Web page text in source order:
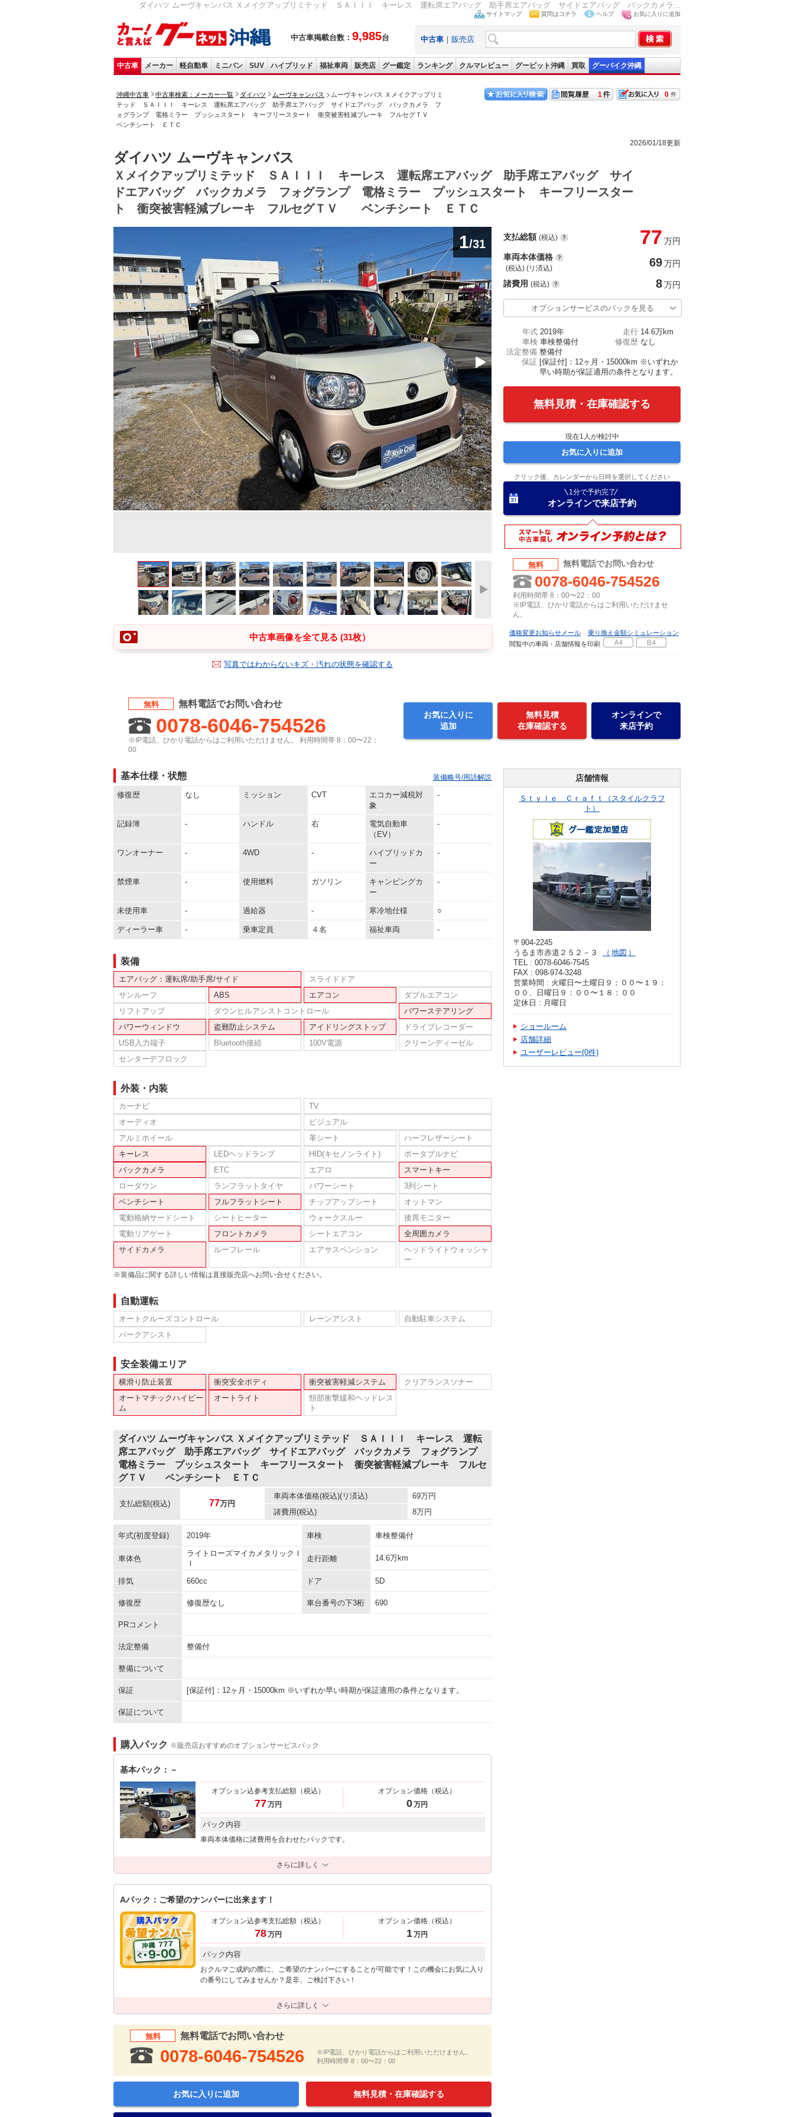
ダイハツ ムーヴキャンバス Ｘメイクアップリミテッド ＳＡＩＩＩ キーレス 運転席エアバッグ 助手席エアバッグ サイドエアバッグ バックカメラ...
中古車掲載台数： 9,985台
サイトマップ 質問はコチラ ヘルプ お気に入りに追加
中古車 ｜ 販売店
中古車 メーカー 軽自動車 ミニバン SUV ハイブリッド 福祉車両 販売店 グー鑑定 ランキング クルマレビュー グーピット沖縄 買取 グーバイク沖縄
沖縄中古車 中古車検索：メーカー一覧 ダイハツ ムーヴキャンバス
ムーヴキャンバス Ｘメイクアップリミ
テッド ＳＡＩＩＩ キーレス 運転席エアバッグ 助手席エアバッグ サイドエアバッグ バックカメラ フ
ォグランプ 電格ミラー プッシュスタート キーフリースタート 衝突被害軽減ブレーキ フルセグＴＶ
ベンチシート ＥＴＣ
0
1
2026/01/18更新
ダイハツ ムーヴキャンバス
Ｘメイクアップリミテッド ＳＡＩＩＩ キーレス 運転席エアバッグ 助手席エアバッグ サイ
ドエアバッグ バックカメラ フォグランプ 電格ミラー プッシュスタート キーフリースター
ト 衝突被害軽減ブレーキ フルセグＴＶ ベンチシート ＥＴＣ
1/31
中古車画像を全て見る (31枚）
写真ではわからないキズ・汚れの状態を確認する
支払総額 (税込) 77 万円
車両本体価格
(税込) (リ済込) 69万円
諸費用 (税込) 8万円
オプションサービスのパックを見る
年式 2019年 走行 14.6万km
車検 車検整備付 修復歴 なし
法定整備 整備付
保証 [保証付]：12ヶ月・15000km ※いずれか
早い時期が保証適用の条件となります。
無料見積・在庫確認する
現在1 人が検討中
お気に入りに追加
クリック後、カレンダーから日時を選択してください
1分で予約完了
オンラインで来店予約
無料 無料電話でお問い合わせ
0078-6046-754526
利用時間帯 8：00〜22：00
※IP電話、ひかり電話からはご利用いただけませ
ん。
価格変更お知らせメール
乗り換え金額シミュレーション
閲覧中の車両・店舗情報を印刷
無料 無料電話でお問い合わせ
0078-6046-754526
※IP電話、ひかり電話からはご利用いただけません。 利用時間帯 8：00〜22：
00
お気に入りに
追加
無料見積
在庫確認する
オンラインで
来店予約
基本仕様・状態 装備略号/用語解説
修復歴 なし ミッション CVT
エコカー減税対
象
-
記録簿 - ハンドル 右
電気自動車
（EV）
-
ワンオーナー - 4WD -
ハイブリッドカ
ー
-
禁煙車 - 使用燃料 ガソリン
キャンピングカ
ー
-
未使用車 - 過給器 - 寒冷地仕様 ○
ディーラー車 - 乗車定員 ４名 福祉車両 -
装備
エアバッグ：運転席/助手席/サイド
スライドドア
サンルーフ
ABS エアコン
ダブルエアコン
リフトアップ
ダウンヒルアシストコントロール
パワーステアリング
パワーウィンドウ
盗難防止システム アイドリングストップ
ドライブレコーダー
USB入力端子
Bluetooth接続 100V電源
クリーンディーゼル
センターデフロック
外装・内装
カーナビ
TV
オーディオ
ビジュアル
アルミホイール
革シート
ハーフレザーシート
キーレス
LEDヘッドランプ HID(キセノンライト)
ポータブルナビ
バックカメラ
ETC エアロ
スマートキー
ローダウン
ランフラットタイヤ パワーシート
3列シート
ベンチシート
フルフラットシート チップアップシート
オットマン
電動格納サードシート
シートヒーター ウォークスルー
後席モニター
電動リアゲート
フロントカメラ シートエアコン
全周囲カメラ
サイドカメラ
ルーフレール エアサスペンション
ヘッドライトウォッシャ
ー
※装備品に関する詳しい情報は直接販売店へお問い合せください。
自動運転
オートクルーズコントロール レーンアシスト
自動駐車システム
パークアシスト
安全装備エリア
横滑り防止装置 衝突安全ボディ 衝突被害軽減システム
クリアランスソナー
オートマチックハイビー
ム
オートライト
頸部衝撃緩和ヘッドレス
ト
ダイハツ ムーヴキャンバス Ｘメイクアップリミテッド ＳＡＩＩＩ キーレス 運転
席エアバッグ 助手席エアバッグ サイドエアバッグ バックカメラ フォグランプ
電格ミラー プッシュスタート キーフリースタート 衝突被害軽減ブレーキ フルセ
グＴＶ ベンチシート ＥＴＣ
支払総額(税込) 77万円
車両本体価格(税込)(リ済込) 69万円
諸費用(税込) 8万円
年式(初度登録) 2019年 車検 車検整備付
車体色
ライトローズマイカメタリックＩ
Ｉ
走行距離 14.6万km
排気 660cc ドア 5D
修復歴 修復歴なし 車台番号の下3桁 690
PRコメント
法定整備 整備付
整備について
保証 [保証付]：12ヶ月・15000km ※いずれか早い時期が保証適用の条件となります。
保証について
購入パック ※販売店おすすめのオプションサービスパック
基本パック：－
オプション込参考支払総額 （税込）
77万円
オプション価格（税込）
0万円
パック内容
車両本体価格に諸費用を合わせたパックです。
さらに詳しく
Aパック：ご希望のナンバーに出来ます！
オプション込参考支払総額 （税込）
78万円
オプション価格（税込）
1万円
パック内容
おクルマご成約の際に、ご希望のナンバーにすることが可能です！この機会にお気に入り
の番号にしてみませんか？是非、ご検討下さい！
さらに詳しく
無料 無料電話でお問い合わせ
0078-6046-754526
※IP電話、ひかり電話からはご利用いただけません。
利用時間帯 8：00〜22：00
お気に入りに追加 無料見積・在庫確認する
店舗情報
Ｓｔｙｌｅ Ｃｒａｆｔ（スタイルクラフ
ト）
〒904-2245
うるま市赤道２５２－３
地図
TEL : 0078-6046-7545
FAX : 098-974-3248
営業時間 : 火曜日〜土曜日９：００〜１９：
００、日曜日９：００〜１８：００
定休日 : 月曜日
ショールーム
店舗詳細
ユーザーレビュー(0件)